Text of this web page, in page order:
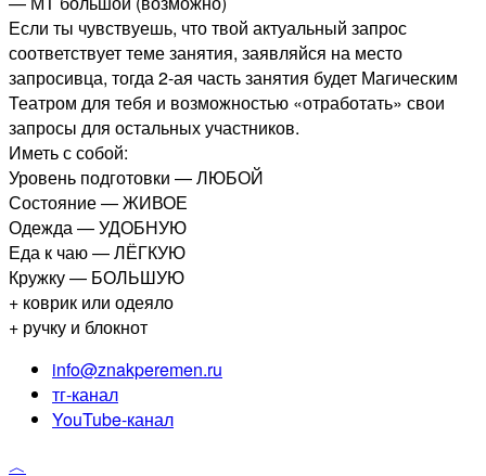
Если ты чувствуешь, что твой актуальный запрос
соответствует теме занятия, заявляйся на место
запросивца, тогда 2-ая часть занятия будет Магическим
Театром для тебя и возможностью «отработать» свои
запросы для остальных участников.
Иметь с собой:
Уровень подготовки — ЛЮБОЙ
Состояние — ЖИВОЕ
Одежда — УДОБНУЮ
Еда к чаю — ЛЁГКУЮ
Кружку — БОЛЬШУЮ
+ коврик или одеяло
+ ручку и блокнот
info@znakperemen.ru
тг-канал
YouTube-канал
︿